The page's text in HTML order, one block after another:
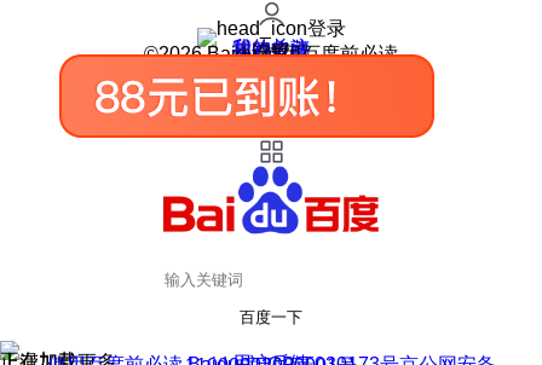
登录
我的关注
我的收藏
皮肤中心
用户反馈
设置
©2026 Baidu 使用百度前必读
百度一下
正在加载